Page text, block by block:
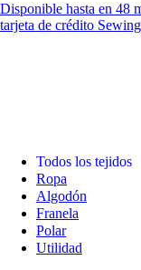
Disponible hasta en 48
tarjeta de crédito
Todos los tejidos
Ropa
Algodón
Franela
Polar
Utilidad